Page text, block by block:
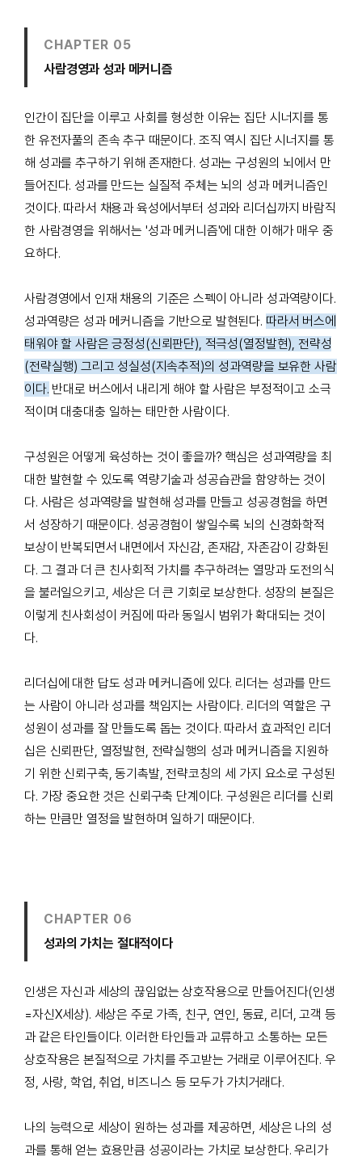
CHAPTER 05
사람경영과 성과 메커니즘
인간이 집단을 이루고 사회를 형성한 이유는 집단 시너지를 통
한 유전자풀의 존속 추구 때문이다. 조직 역시 집단 시너지를 통
해 성과를 추구하기 위해 존재한다. 성과는 구성원의 뇌에서 만
들어진다. 성과를 만드는 실질적 주체는 뇌의 성과 메커니즘인
것이다. 따라서 채용과 육성에서부터 성과와 리더십까지 바람직
한 사람경영을 위해서는 '성과 메커니즘'에 대한 이해가 매우 중
요하다.
사람경영에서 인재 채용의 기준은 스펙이 아니라 성과역량이다.
성과역량은 성과 메커니즘을 기반으로 발현된다. 따라서 버스에
태워야 할 사람은 긍정성(신뢰판단), 적극성(열정발현), 전략성
(전략실행) 그리고 성실성(지속추적)의 성과역량을 보유한 사람
이다. 반대로 버스에서 내리게 해야 할 사람은 부정적이고 소극
적이며 대충대충 일하는 태만한 사람이다.
구성원은 어떻게 육성하는 것이 좋을까? 핵심은 성과역량을 최
대한 발현할 수 있도록 역량기술과 성공습관을 함양하는 것이
다. 사람은 성과역량을 발현해 성과를 만들고 성공경험을 하면
서 성장하기 때문이다. 성공경험이 쌓일수록 뇌의 신경화학적
보상이 반복되면서 내면에서 자신감, 존재감, 자존감이 강화된
다. 그 결과 더 큰 친사회적 가치를 추구하려는 열망과 도전의식
을 불러일으키고, 세상은 더 큰 기회로 보상한다. 성장의 본질은
이렇게 친사회성이 커짐에 따라 동일시 범위가 확대되는 것이
다.
리더십에 대한 답도 성과 메커니즘에 있다. 리더는 성과를 만드
는 사람이 아니라 성과를 책임지는 사람이다. 리더의 역할은 구
성원이 성과를 잘 만들도록 돕는 것이다. 따라서 효과적인 리더
십은 신뢰판단, 열정발현, 전략실행의 성과 메커니즘을 지원하
기 위한 신뢰구축, 동기촉발, 전략코칭의 세 가지 요소로 구성된
다. 가장 중요한 것은 신뢰구축 단계이다. 구성원은 리더를 신뢰
하는 만큼만 열정을 발현하며 일하기 때문이다.
CHAPTER 06
성과의 가치는 절대적이다
인생은 자신과 세상의 끊임없는 상호작용으로 만들어진다(인생
=자신X세상). 세상은 주로 가족, 친구, 연인, 동료, 리더, 고객 등
과 같은 타인들이다. 이러한 타인들과 교류하고 소통하는 모든
상호작용은 본질적으로 가치를 주고받는 거래로 이루어진다. 우
정, 사랑, 학업, 취업, 비즈니스 등 모두가 가치거래다.
나의 능력으로 세상이 원하는 성과를 제공하면, 세상은 나의 성
과를 통해 얻는 효용만큼 성공이라는 가치로 보상한다. 우리가